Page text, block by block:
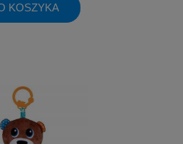
KOSZYKA